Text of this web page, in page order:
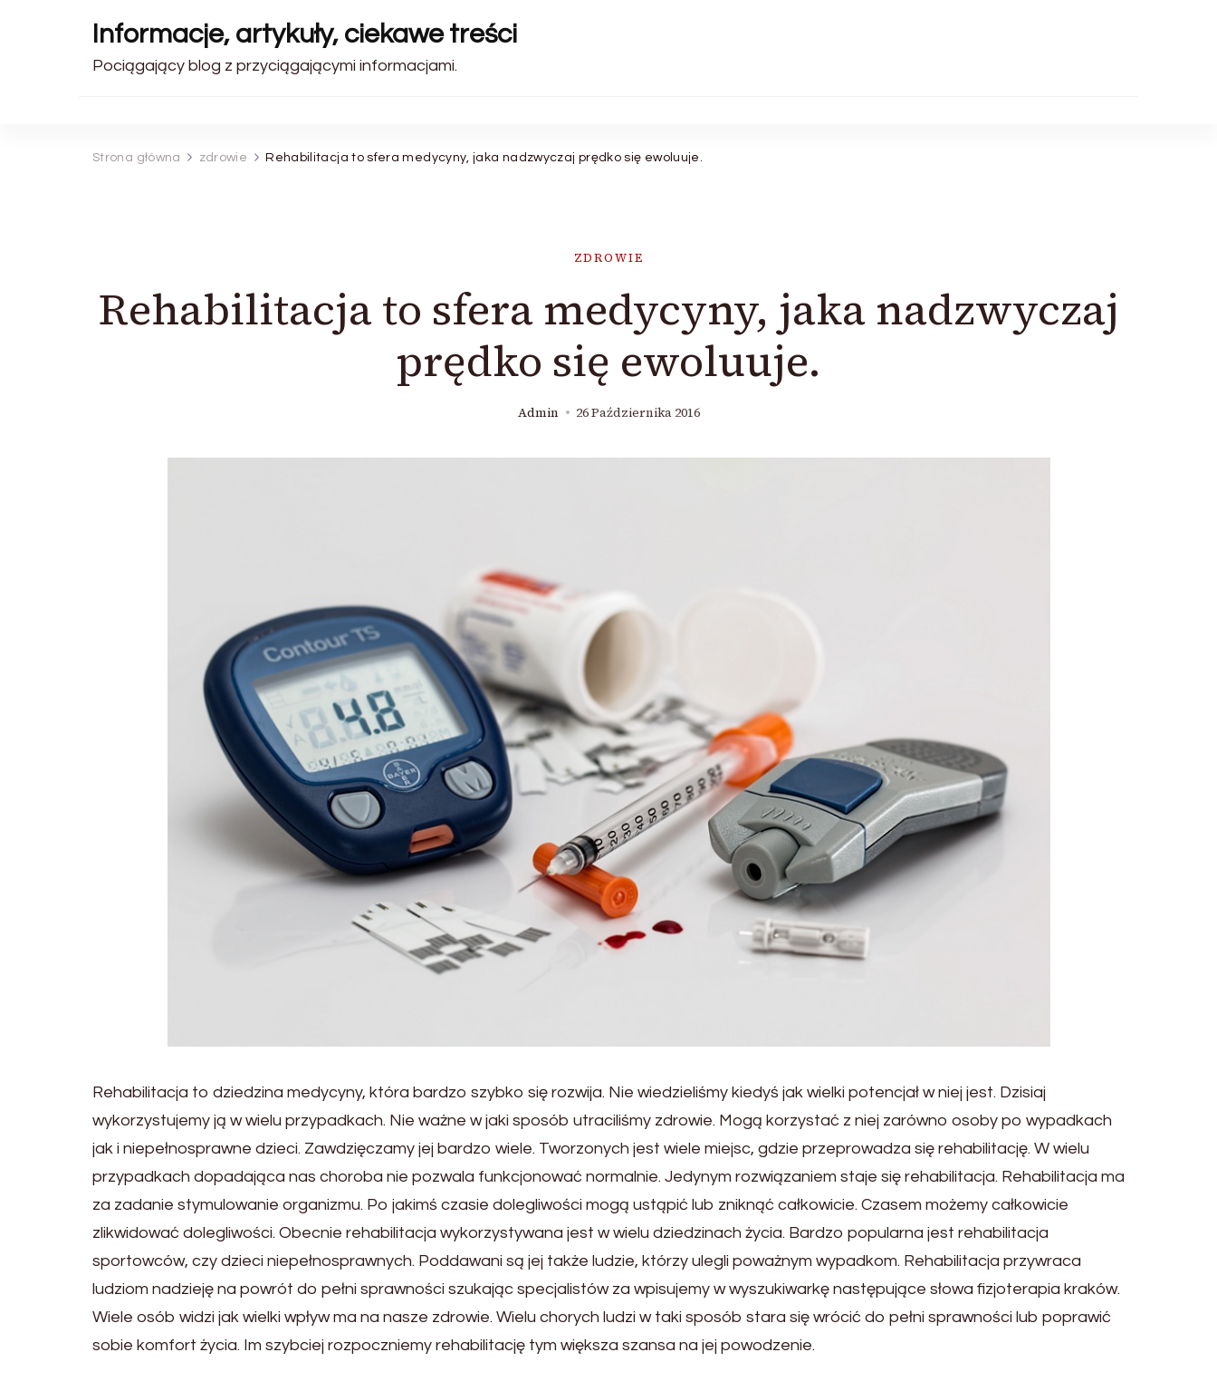
Informacje, artykuły, ciekawe treści
Pociągający blog z przyciągającymi informacjami.
Strona główna zdrowie Rehabilitacja to sfera medycyny, jaka nadzwyczaj prędko się ewoluuje.
ZDROWIE
Rehabilitacja to sfera medycyny, jaka nadzwyczaj
prędko się ewoluuje.
Admin 26 Października 2016
Rehabilitacja to dziedzina medycyny, która bardzo szybko się rozwija. Nie wiedzieliśmy kiedyś jak wielki potencjał w niej jest. Dzisiaj
wykorzystujemy ją w wielu przypadkach. Nie ważne w jaki sposób utraciliśmy zdrowie. Mogą korzystać z niej zarówno osoby po wypadkach
jak i niepełnosprawne dzieci. Zawdzięczamy jej bardzo wiele. Tworzonych jest wiele miejsc, gdzie przeprowadza się rehabilitację. W wielu
przypadkach dopadająca nas choroba nie pozwala funkcjonować normalnie. Jedynym rozwiązaniem staje się rehabilitacja. Rehabilitacja ma
za zadanie stymulowanie organizmu. Po jakimś czasie dolegliwości mogą ustąpić lub zniknąć całkowicie. Czasem możemy całkowicie
zlikwidować dolegliwości. Obecnie rehabilitacja wykorzystywana jest w wielu dziedzinach życia. Bardzo popularna jest rehabilitacja
sportowców, czy dzieci niepełnosprawnych. Poddawani są jej także ludzie, którzy ulegli poważnym wypadkom. Rehabilitacja przywraca
ludziom nadzieję na powrót do pełni sprawności szukając specjalistów za wpisujemy w wyszukiwarkę następujące słowa fizjoterapia kraków.
Wiele osób widzi jak wielki wpływ ma na nasze zdrowie. Wielu chorych ludzi w taki sposób stara się wrócić do pełni sprawności lub poprawić
sobie komfort życia. Im szybciej rozpoczniemy rehabilitację tym większa szansa na jej powodzenie.